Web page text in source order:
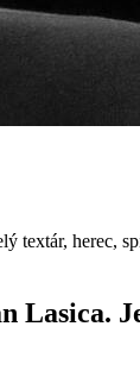
textár, herec,